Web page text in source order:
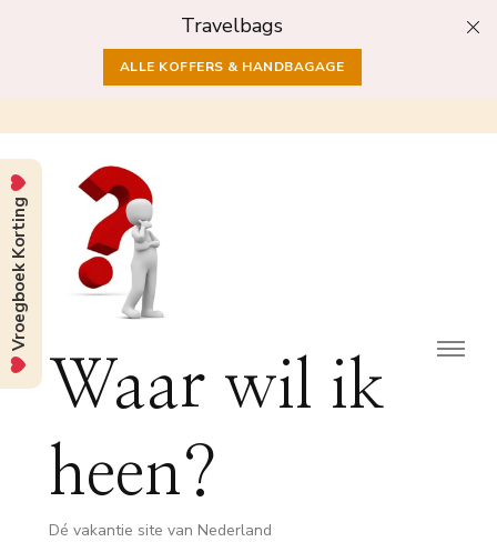
Travelbags
ALLE KOFFERS & HANDBAGAGE
Waar wil ik
heen?
Dé vakantie site van Nederland
Vroegboek Korting